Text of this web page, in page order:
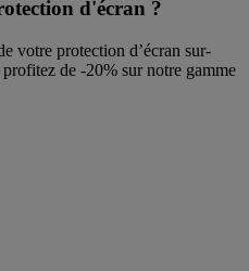
d'écran ?
votre protection d’écran sur-
profitez de -20% sur notre gamme